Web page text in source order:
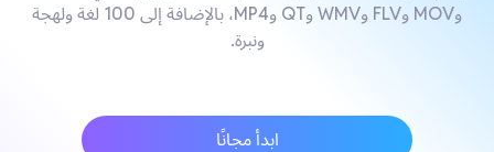
وMOV وFLV وWMV وQT وMP4، بالإضافة إلى 100 لغة ولهجة
ونبرة.
ابدأ مجانًا